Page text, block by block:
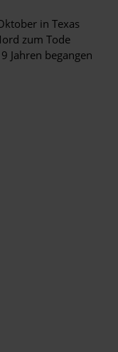
in Texas
zum Tode
Jahren begangen